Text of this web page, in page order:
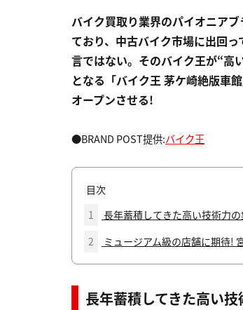
バイク買取り業界のパイオニア
ており、中古バイク市場に出回
言ではない。そのバイク王が“高
となる「バイク王 茅ケ崎絶版車
オープンさせる!
●BRAND POST提供:バイク王
目次
1
長年蓄積してきた高い技術力
2
ミュージアム級の店舗に期待!
長年蓄積してきた高い